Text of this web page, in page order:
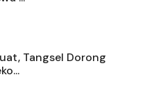
Tangsel Dorong